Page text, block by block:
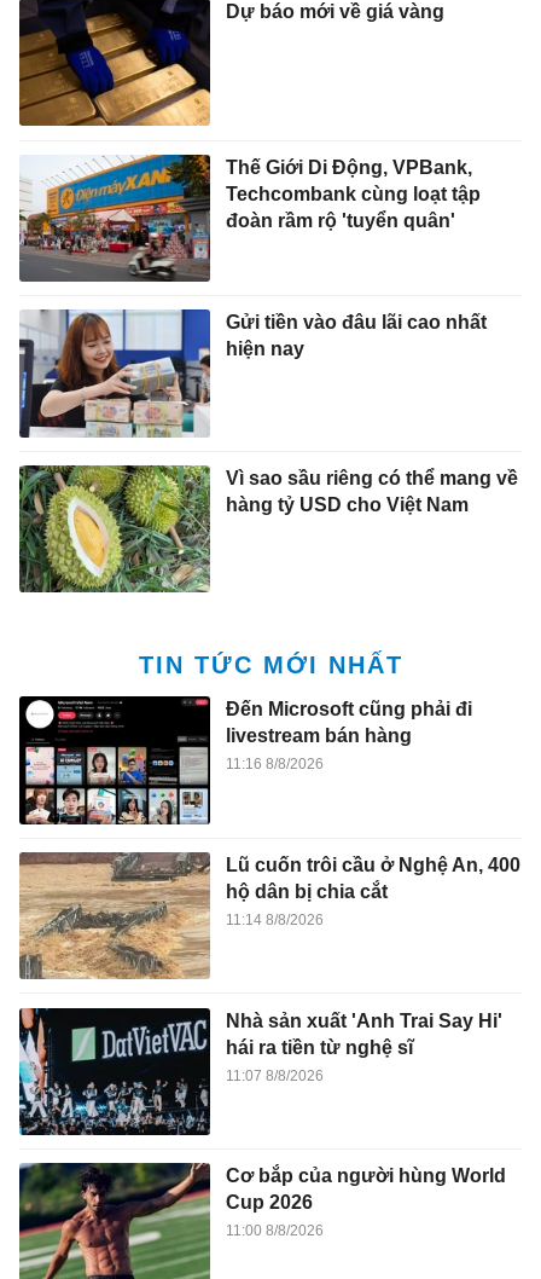
Dự báo mới về giá vàng
Thế Giới Di Động, VPBank,
Techcombank cùng loạt tập
đoàn rầm rộ 'tuyển quân'
Gửi tiền vào đâu lãi cao nhất
hiện nay
Vì sao sầu riêng có thể mang về
hàng tỷ USD cho Việt Nam
TIN TỨC MỚI NHẤT
Đến Microsoft cũng phải đi
livestream bán hàng
11:16 8/8/2026
Lũ cuốn trôi cầu ở Nghệ An, 400
hộ dân bị chia cắt
11:14 8/8/2026
Nhà sản xuất 'Anh Trai Say Hi'
hái ra tiền từ nghệ sĩ
11:07 8/8/2026
Cơ bắp của người hùng World
Cup 2026
11:00 8/8/2026